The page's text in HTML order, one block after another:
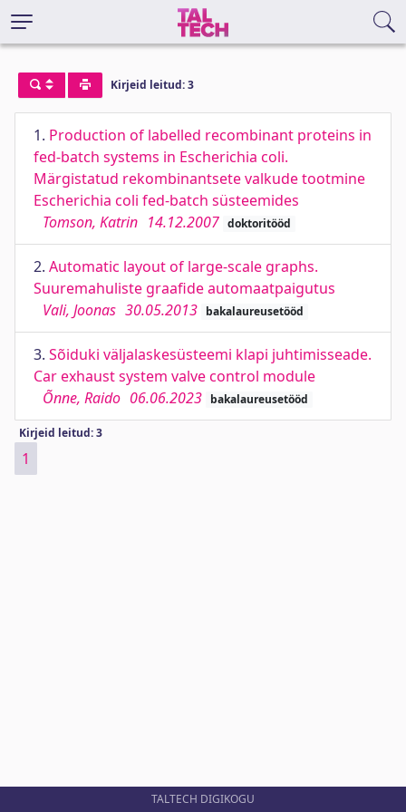
Kirjeid leitud: 3
1. Production of labelled recombinant proteins in
fed-batch systems in Escherichia coli.
Märgistatud rekombinantsete valkude tootmine
Escherichia coli fed-batch süsteemides
Tomson, Katrin 14.12.2007 doktoritööd
2. Automatic layout of large-scale graphs.
Suuremahuliste graafide automaatpaigutus
Vali, Joonas 30.05.2013 bakalaureusetööd
3. Sõiduki väljalaskesüsteemi klapi juhtimisseade.
Car exhaust system valve control module
Õnne, Raido 06.06.2023 bakalaureusetööd
Kirjeid leitud: 3
1
TALTECH DIGIKOGU